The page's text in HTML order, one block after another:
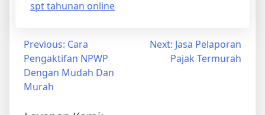
Pengaktifan NPWP
Dengan Mudah Dan
Murah
Pajak Termurah